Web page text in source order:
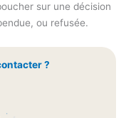
sur une décision
ou refusée.
?